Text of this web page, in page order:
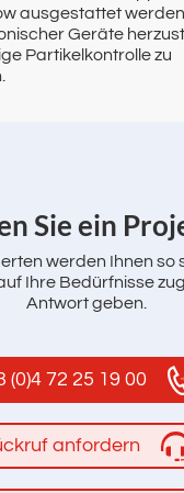
ausgestattet
Geräte
Partikelkontrolle zu
Sie ein
werden Ihnen so
Ihre Bedürfnisse
Antwort geben.
(0)4 72 25 19 00
anfordern